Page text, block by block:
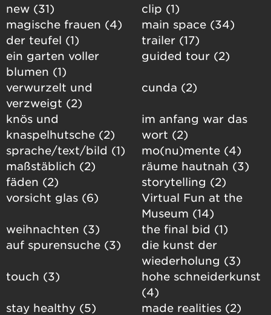
new (31)
clip (1)
magische frauen (4)
main space (34)
der teufel (1)
trailer (17)
ein garten voller
blumen (1)
guided tour (2)
verwurzelt und
verzweigt (2)
cunda (2)
knös und
knaspelhutsche (2)
im anfang war das
wort (2)
sprache/text/bild (1)
mo(nu)mente (4)
maßstäblich (2)
räume hautnah (3)
fäden (2)
storytelling (2)
vorsicht glas (6)
Virtual Fun at the
Museum (14)
weihnachten (3)
the final bid (1)
auf spurensuche (3)
die kunst der
wiederholung (3)
touch (3)
hohe schneiderkunst
(4)
stay healthy (5)
made realities (2)